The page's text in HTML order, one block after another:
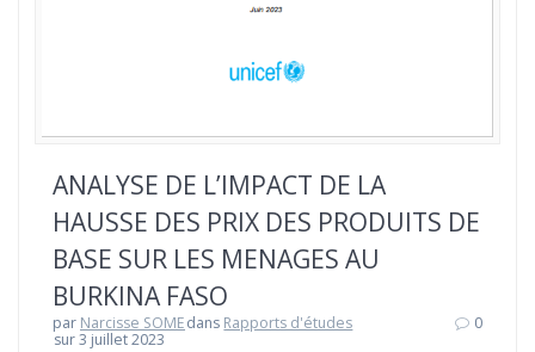
ANALYSE DE L’IMPACT DE LA
HAUSSE DES PRIX DES PRODUITS DE
BASE SUR LES MENAGES AU
BURKINA FASO
par Narcisse SOMEdans Rapports d'études
sur 3 juillet 2023
0